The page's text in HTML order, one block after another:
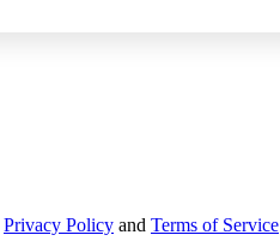
Privacy Policy and Terms of Service